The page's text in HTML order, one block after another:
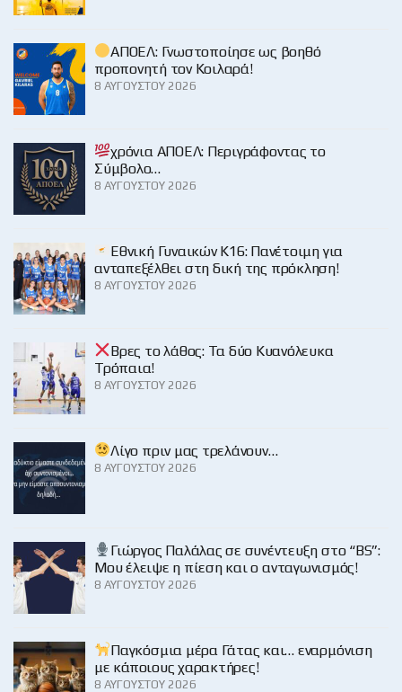
ΑΠΟΕΛ: Γνωστοποίησε ως βοηθό
προπονητή τον Κοιλαρά!
8 ΑΥΓΟΎΣΤΟΥ 2026
χρόνια ΑΠΟΕΛ: Περιγράφοντας το
Σύμβολο…
8 ΑΥΓΟΎΣΤΟΥ 2026
Εθνική Γυναικών Κ16: Πανέτοιμη για
ανταπεξέλθει στη δική της πρόκληση!
8 ΑΥΓΟΎΣΤΟΥ 2026
Βρες το λάθος: Τα δύο Κυανόλευκα
Τρόπαια!
8 ΑΥΓΟΎΣΤΟΥ 2026
Λίγο πριν μας τρελάνουν…
8 ΑΥΓΟΎΣΤΟΥ 2026
Γιώργος Παλάλας σε συνέντευξη στο “BS”:
Μου έλειψε η πίεση και ο ανταγωνισμός!
8 ΑΥΓΟΎΣΤΟΥ 2026
Παγκόσμια μέρα Γάτας και… εναρμόνιση
με κάποιους χαρακτήρες!
8 ΑΥΓΟΎΣΤΟΥ 2026